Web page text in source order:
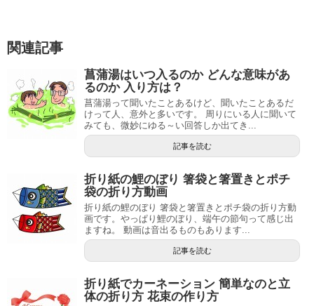
関連記事
菖蒲湯はいつ入るのか どんな意味があ
るのか 入り方は？
菖蒲湯って聞いたことあるけど、聞いたことあるだ
けって人、意外と多いです。 周りにいる人に聞いて
みても、微妙にゆる～い回答しか出てき...
記事を読む
折り紙の鯉のぼり 箸袋と箸置きとポチ
袋の折り方動画
折り紙の鯉のぼり 箸袋と箸置きとポチ袋の折り方動
画です。やっぱり鯉のぼり、端午の節句って感じ出
ますね。 動画は音出るものもあります...
記事を読む
折り紙でカーネーション 簡単なのと立
体の折り方 花束の作り方